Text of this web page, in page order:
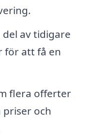
del av tidigare
för att få en
flera offerter
och